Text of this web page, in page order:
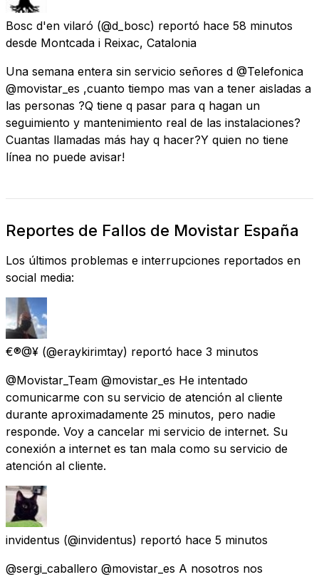
Bosc d'en vilaró (@d_bosc) reportó hace 58 minutos
desde Montcada i Reixac, Catalonia
Una semana entera sin servicio señores d @Telefonica
@movistar_es ,cuanto tiempo mas van a tener aisladas a
las personas ?Q tiene q pasar para q hagan un
seguimiento y mantenimiento real de las instalaciones?
Cuantas llamadas más hay q hacer?Y quien no tiene
línea no puede avisar!
Reportes de Fallos de Movistar España
Los últimos problemas e interrupciones reportados en
social media:
€®@¥ (@eraykirimtay) reportó hace 3 minutos
@Movistar_Team @movistar_es He intentado
comunicarme con su servicio de atención al cliente
durante aproximadamente 25 minutos, pero nadie
responde. Voy a cancelar mi servicio de internet. Su
conexión a internet es tan mala como su servicio de
atención al cliente.
invidentus (@invidentus) reportó hace 5 minutos
@sergi_caballero @movistar_es A nosotros nos